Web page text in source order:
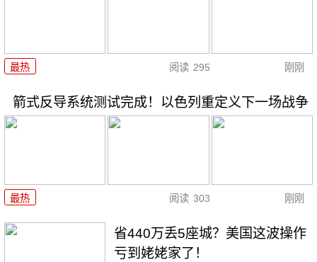
最热 阅读 295 刚刚
箭式反导系统测试完成！以色列重定义下一场战争
最热 阅读 303 刚刚
省440万丢5座城？美国这波操作
亏到姥姥家了！